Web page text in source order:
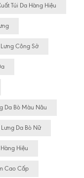
Túi Da Hàng Hiệu
Công Sở
Da Bò Màu Nâu
Lưng Da Bò Nữ
Hiệu
Cao Cấp